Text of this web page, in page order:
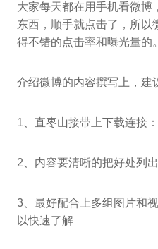
大家每天都在用手机看微博
东西，顺手就点击了，所以
得不错的点击率和曝光量的
介绍微博的内容撰写上，建
1、直枣山接带上下载连接
2、内容要清晰的把好处列
3、最好配合上多组图片和
以快速了解